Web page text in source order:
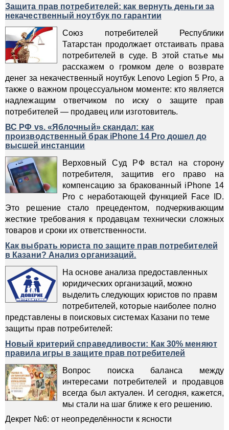
Защита прав потребителей: как вернуть деньги за
некачественный ноутбук по гарантии
Союз потребителей Республики
Татарстан продолжает отстаивать права
потребителей в суде. В этой статье мы
расскажем о громком деле о возврате
денег за некачественный ноутбук Lenovo Legion 5 Pro, а
также о важном процессуальном моменте: кто является
надлежащим ответчиком по иску о защите прав
потребителей — продавец или изготовитель.
ВС РФ vs. «Яблочный» скандал: как
производственный брак iPhone 14 Pro дошел до
высшей инстанции
Верховный Суд РФ встал на сторону
потребителя, защитив его право на
компенсацию за бракованный iPhone 14
Pro с неработающей функцией Face ID.
Это решение стало прецедентом, подчеркивающим
жесткие требования к продавцам технически сложных
товаров и сроки их ответственности.
Как выбрать юриста по защите прав потребителей
в Казани? Анализ организаций.
На основе анализа предоставленных
юридических организаций, можно
выделить следующих юристов по правм
потребителей, которые наиболее полно
представлены в поисковых системах Казани по теме
защиты прав потребителей:
Новый критерий справедливости: Как 30% меняют
правила игры в защите прав потребителей
Вопрос поиска баланса между
интересами потребителей и продавцов
всегда был актуален. И сегодня, кажется,
мы стали на шаг ближе к его решению.
Декрет №6: от неопределённости к ясности